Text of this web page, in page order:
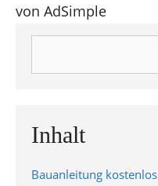
von AdSimple
Inhalt
Bauanleitung kostenlos